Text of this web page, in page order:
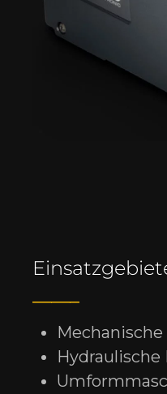
Mechanische
Hydraulische